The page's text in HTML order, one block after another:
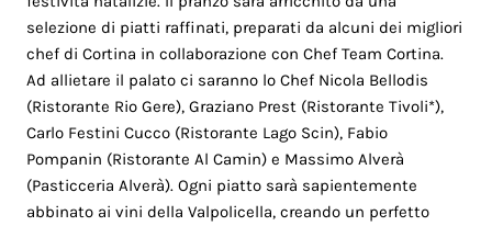
selezione di piatti raffinati, preparati da alcuni dei migliori
chef di Cortina in collaborazione con Chef Team Cortina.
Ad allietare il palato ci saranno lo Chef Nicola Bellodis
(Ristorante Rio Gere), Graziano Prest (Ristorante Tivoli*),
Carlo Festini Cucco (Ristorante Lago Scin), Fabio
Pompanin (Ristorante Al Camin) e Massimo Alverà
(Pasticceria Alverà). Ogni piatto sarà sapientemente
abbinato ai vini della Valpolicella, creando un perfetto